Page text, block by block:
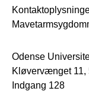
Odense
Kløvervænget 11,
Indgang 128